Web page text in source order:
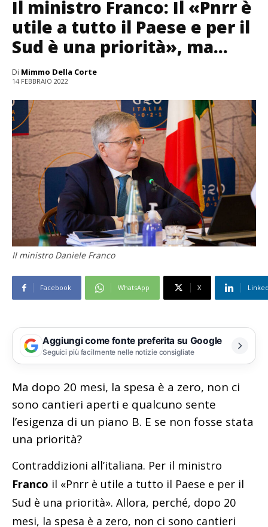
Il ministro Franco: Il «Pnrr è
utile a tutto il Paese e per il
Sud è una priorità», ma…
Di Mimmo Della Corte
14 FEBBRAIO 2022
Il ministro Daniele Franco
Facebook WhatsApp X
Aggiungi come fonte preferita su Google
Seguici più facilmente nelle notizie consigliate
Ma dopo 20 mesi, la spesa è a zero, non ci
sono cantieri aperti e qualcuno sente
l’esigenza di un piano B. E se non fosse stata
una priorità?
Contraddizioni all’italiana. Per il ministro
Franco il «Pnrr è utile a tutto il Paese e per il
Sud è una priorità». Allora, perché, dopo 20
mesi, la spesa è a zero, non ci sono cantieri